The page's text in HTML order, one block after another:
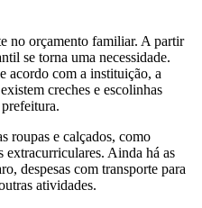
no orçamento familiar. A partir
se torna uma necessidade.
acordo com a instituição, a
creches e escolinhas
roupas e calçados, como
extracurriculares. Ainda há as
despesas com transporte para
atividades.